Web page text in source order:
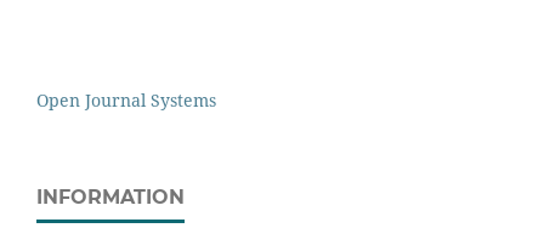
Open Journal Systems
INFORMATION